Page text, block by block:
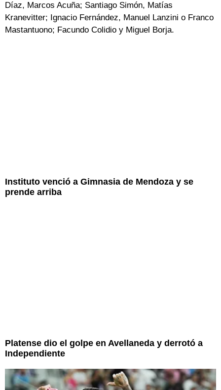
Díaz, Marcos Acuña; Santiago Simón, Matías
Kranevitter; Ignacio Fernández, Manuel Lanzini o Franco
Mastantuono; Facundo Colidio y Miguel Borja.
Instituto venció a Gimnasia de Mendoza y se
prende arriba
Platense dio el golpe en Avellaneda y derrotó a
Independiente